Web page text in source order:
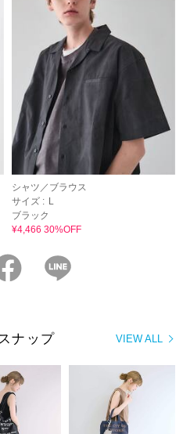
シャツ／ブラウス
サイズ : L
ブラック
¥4,466 30%OFF
facebook
VIEW ALL
ナップ